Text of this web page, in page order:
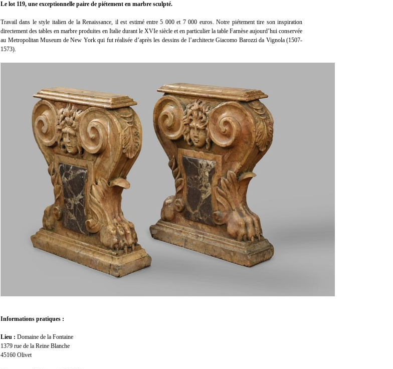
Le lot 119, une exceptionnelle paire de piétement en marbre sculpté.
Travail dans le style italien de la Renaissance, il est estimé entre 5 000 et 7 000 euros. Notre piétement tire son inspiration
directement des tables en marbre produites en Italie durant le XVIe siècle et en particulier la table Farnèse aujourd’hui conservée
au Metropolitan Museum de New York qui fut réalisée d’après les dessins de l’architecte Giacomo Barozzi da Vignola (1507-
1573).
Informations pratiques :
Lieu : Domaine de la Fontaine
1379 rue de la Reine Blanche
45160 Olivet